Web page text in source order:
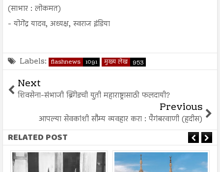
(साभार : लोकमत)
- योगेंद्र यादव, अध्यक्ष, स्वराज इंडिया
Labels: flashnews 1091 मुख्य लेख 953
Next
शिवसेना-संभाजी ब्रिगेडची युती महाराष्ट्रासाठी फलदायी?
Previous
आपल्या सेवकांशी सौम्य व्यवहार करा : पैगंबरवाणी (हदीस)
RELATED POST